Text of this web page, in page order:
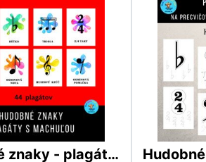
Hudobné znaky - plagáty s machuľou